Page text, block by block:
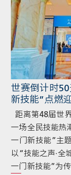
世赛倒计时
新技能”点燃
距离第48届世
一场全民技能热
一门新技能”主
以“技能之声·全
一门新技能”为